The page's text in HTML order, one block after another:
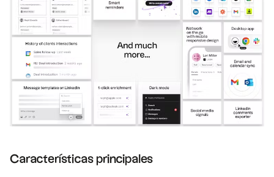
Características principales